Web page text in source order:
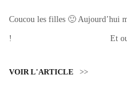
Coucou les filles 🙂 Aujourd’hui
! Et oui, tout
VOIR L'ARTICLE >>